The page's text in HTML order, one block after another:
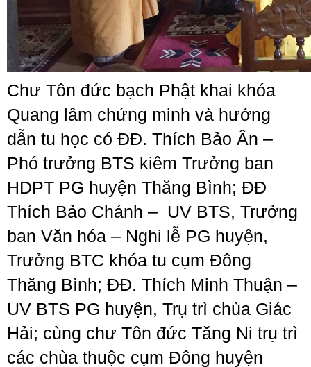
Chư Tôn đức bạch Phật khai khóa
Quang lâm chứng minh và hướng
dẫn tu học có ĐĐ. Thích Bảo Ân –
Phó trưởng BTS kiêm Trưởng ban
HDPT PG huyện Thăng Bình; ĐĐ
Thích Bảo Chánh – UV BTS, Trưởng
ban Văn hóa – Nghi lễ PG huyện,
Trưởng BTC khóa tu cụm Đông
Thăng Bình; ĐĐ. Thích Minh Thuận –
UV BTS PG huyện, Trụ trì chùa Giác
Hải; cùng chư Tôn đức Tăng Ni trụ trì
các chùa thuộc cụm Đông huyện